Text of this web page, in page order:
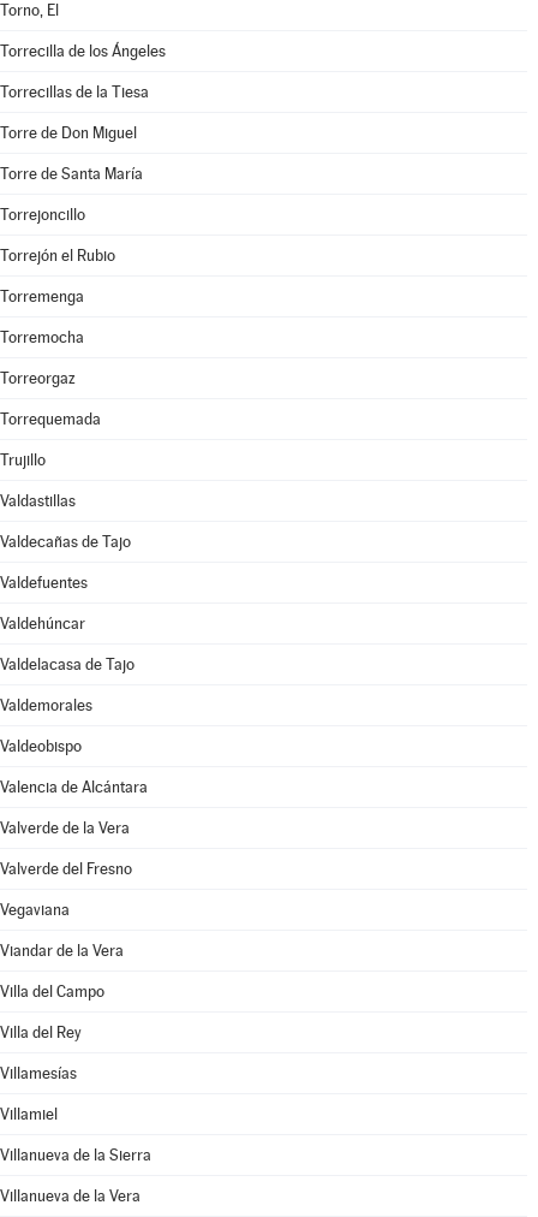
Torno, El
Torrecilla de los Ángeles
Torrecillas de la Tiesa
Torre de Don Miguel
Torre de Santa María
Torrejoncillo
Torrejón el Rubio
Torremenga
Torremocha
Torreorgaz
Torrequemada
Trujillo
Valdastillas
Valdecañas de Tajo
Valdefuentes
Valdehúncar
Valdelacasa de Tajo
Valdemorales
Valdeobispo
Valencia de Alcántara
Valverde de la Vera
Valverde del Fresno
Vegaviana
Viandar de la Vera
Villa del Campo
Villa del Rey
Villamesías
Villamiel
Villanueva de la Sierra
Villanueva de la Vera